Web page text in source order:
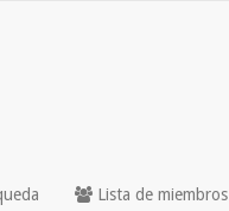
Lista de miembros